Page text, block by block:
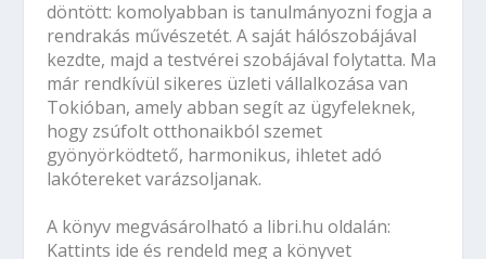
döntött: komolyabban is tanulmányozni fogja a
rendrakás művészetét. A saját hálószobájával
kezdte, majd a testvérei szobájával folytatta. Ma
már rendkívül sikeres üzleti vállalkozása van
Tokióban, amely abban segít az ügyfeleknek,
hogy zsúfolt otthonaikból szemet
gyönyörködtető, harmonikus, ihletet adó
lakótereket varázsoljanak.
A könyv megvásárolható a libri.hu oldalán:
Kattints ide és rendeld meg a könyvet